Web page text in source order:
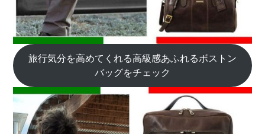
旅行気分を高めてくれる高級感あふれるボストン
バッグをチェック